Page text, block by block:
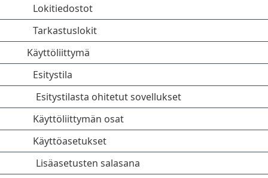
Lokitiedostot
Tarkastuslokit
Käyttöliittymä
Esitystila
Esitystilasta ohitetut sovellukset
Käyttöliittymän osat
Käyttöasetukset
Lisäasetusten salasana